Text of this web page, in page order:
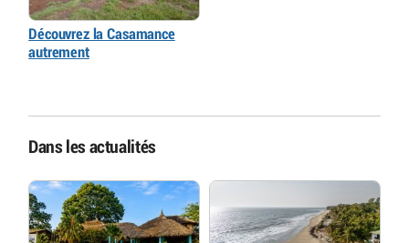
Découvrez la Casamance
autrement
Dans les actualités